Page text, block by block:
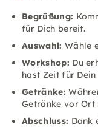
Begrüßung:
für Dich bereit.
Auswahl: Wähle
Workshop: Du
hast Zeit für
Getränke:
Getränke vor Ort
Abschluss: Dank